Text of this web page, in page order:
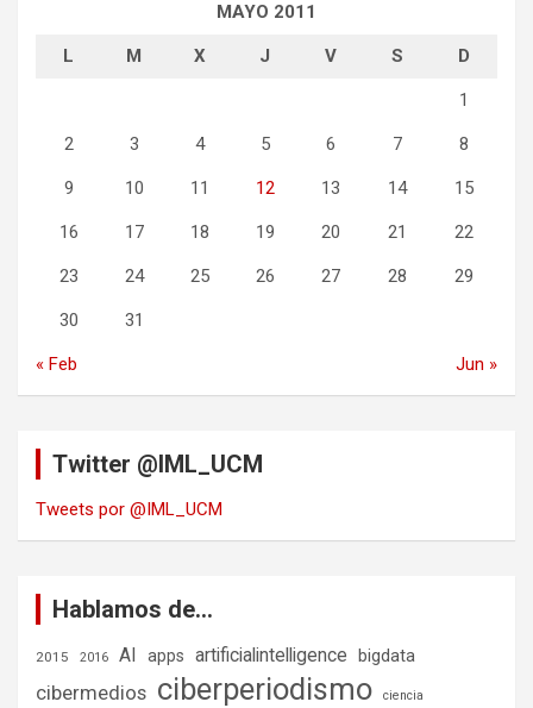
MAYO 2011
L M X J V S D
1
2 3 4 5 6 7 8
9 10 11 12 13 14 15
16 17 18 19 20 21 22
23 24 25 26 27 28 29
30 31
« Feb Jun »
Twitter @IML_UCM
Tweets por @IML_UCM
Hablamos de…
2015 2016 AI apps artificialintelligence bigdata
cibermedios ciberperiodismo ciencia